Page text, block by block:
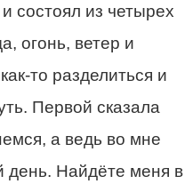
состоял из четырех
огонь, ветер и
то разделиться и
Первой сказала
а ведь во мне
день. Найдёте меня в